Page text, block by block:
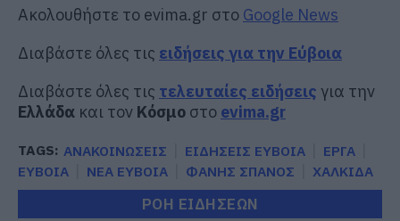
Ακολουθήστε το evima.gr στο Google News
Διαβάστε όλες τις ειδήσεις για την Εύβοια
Διαβάστε όλες τις τελευταίες ειδήσεις για την
Ελλάδα και τον Κόσμο στο evima.gr
TAGS: ΑΝΑΚΟΙΝΩΣΕΙΣ ΕΙΔΗΣΕΙΣ ΕΥΒΟΙΑ
ΕΡΓΑ
ΕΥΒΟΙΑ
ΝΕΑ ΕΥΒΟΙΑ ΦΑΝΗΣ ΣΠΑΝΟΣ ΧΑΛΚΙΔΑ
ΡΟΗ ΕΙΔΗΣΕΩΝ